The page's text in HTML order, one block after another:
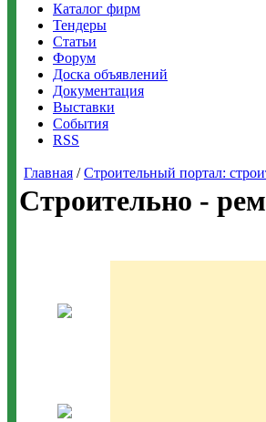
Каталог фирм
Тендеры
Статьи
Форум
Доска объявлений
Документация
Выставки
События
RSS
Главная /Строительный портал:
Строительно -